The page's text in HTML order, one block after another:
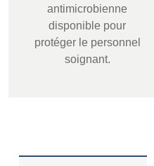
Discover
Products
Événements
antimicrobienne
disponible pour
protéger le personnel
soignant.